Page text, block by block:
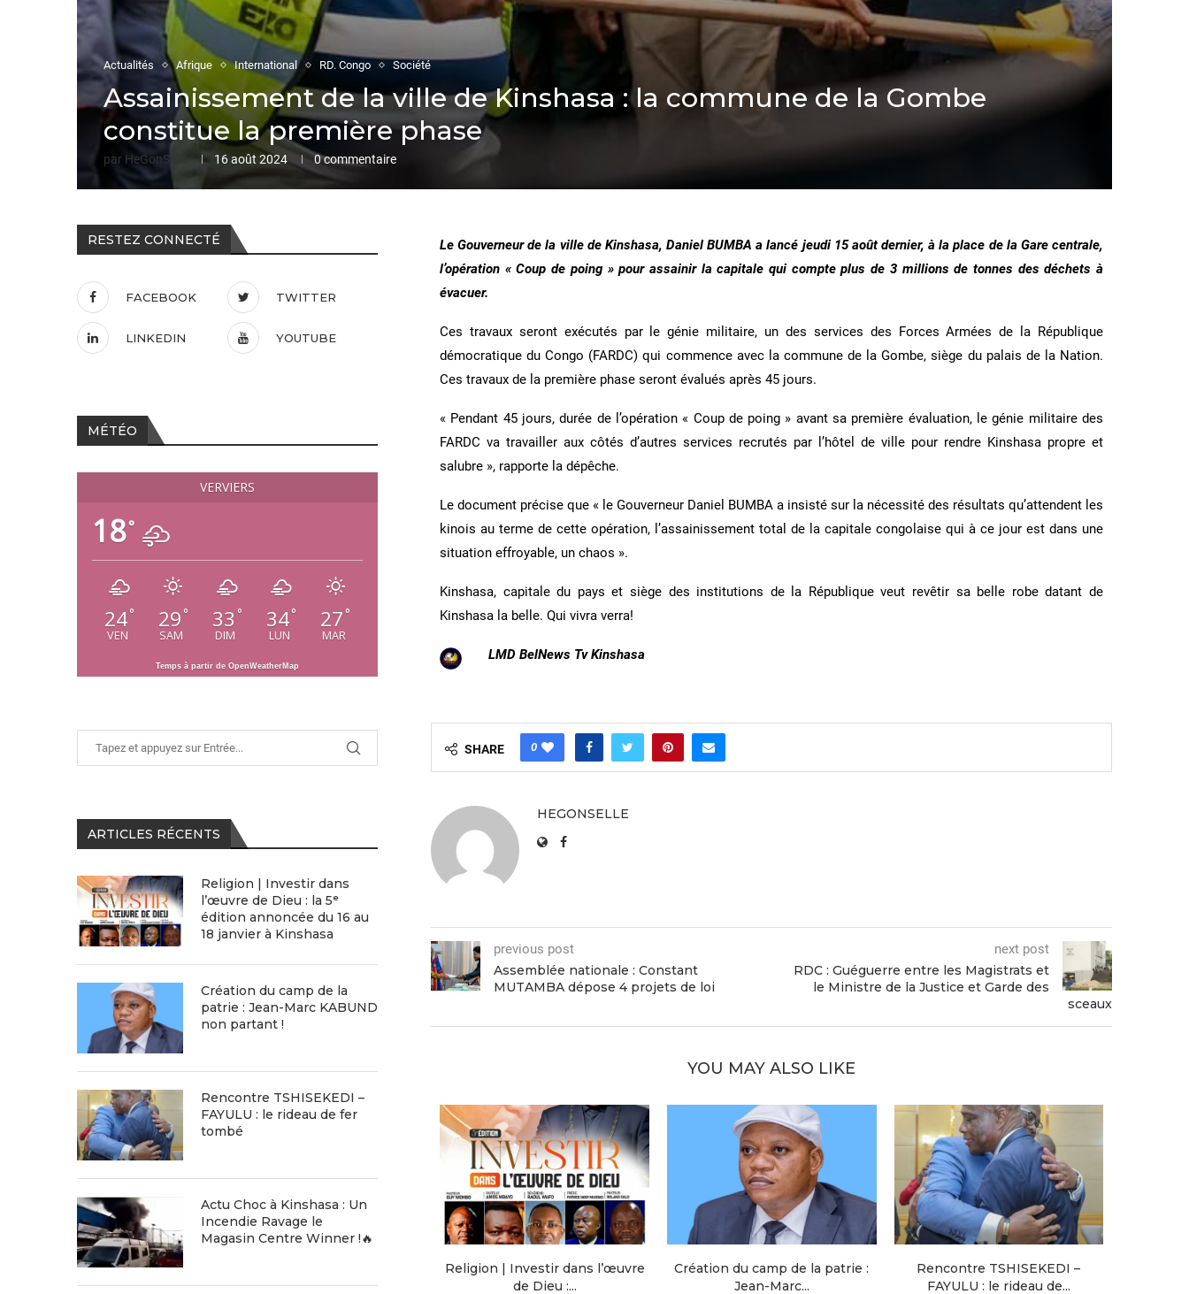
Actualités Afrique International RD. Congo Société
Assainissement de la ville de Kinshasa : la commune de la Gombe
constitue la première phase
par HeGonSelle 16 août 2024 0 commentaire
Le Gouverneur de la ville de Kinshasa, Daniel BUMBA a lancé jeudi 15 août dernier, à la place de la Gare centrale,
l’opération « Coup de poing » pour assainir la capitale qui compte plus de 3 millions de tonnes des déchets à
évacuer.
Ces travaux seront exécutés par le génie militaire, un des services des Forces Armées de la République
démocratique du Congo (FARDC) qui commence avec la commune de la Gombe, siège du palais de la Nation.
Ces travaux de la première phase seront évalués après 45 jours.
« Pendant 45 jours, durée de l’opération « Coup de poing » avant sa première évaluation, le génie militaire des
FARDC va travailler aux côtés d’autres services recrutés par l’hôtel de ville pour rendre Kinshasa propre et
salubre », rapporte la dépêche.
Le document précise que « le Gouverneur Daniel BUMBA a insisté sur la nécessité des résultats qu’attendent les
kinois au terme de cette opération, l’assainissement total de la capitale congolaise qui à ce jour est dans une
situation effroyable, un chaos ».
Kinshasa, capitale du pays et siège des institutions de la République veut revêtir sa belle robe datant de
Kinshasa la belle. Qui vivra verra!
LMD BelNews Tv Kinshasa
SHARE 0
HEGONSELLE
previous post
Assemblée nationale : Constant
MUTAMBA dépose 4 projets de loi
next post
RDC : Guéguerre entre les Magistrats et
le Ministre de la Justice et Garde des
sceaux
YOU MAY ALSO LIKE
Littérature : le Professeur
Emmanuel KABONGO porte
discours du...
Religion | Investir dans l’œuvre
de Dieu :...
Création du camp de la patrie :
Jean-Marc...
Rencontre TSHISEKEDI –
FAYULU : le rideau de...
RESTEZ CONNECTÉ
FACEBOOK TWITTER
LINKEDIN YOUTUBE
MÉTÉO
VERVIERS
18°
24°
VEN
29 °
SAM
33 °
DIM
34°
LUN
27 °
MAR
Temps à partir de OpenWeatherMap
ARTICLES RÉCENTS
Religion | Investir dans
l’œuvre de Dieu : la 5ᵉ
édition annoncée du 16 au
18 janvier à Kinshasa
Création du camp de la
patrie : Jean-Marc KABUND
non partant !
Rencontre TSHISEKEDI –
FAYULU : le rideau de fer
tombé
Actu Choc à Kinshasa : Un
Incendie Ravage le
Magasin Centre Winner !🔥